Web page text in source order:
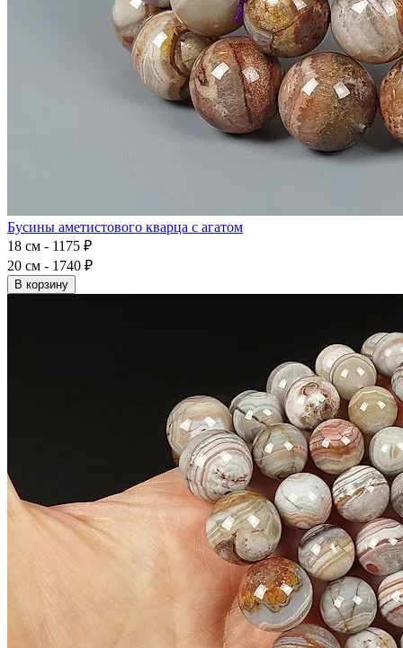
Бусины аметистового кварца с агатом
18 см - 1175 ₽
20 см - 1740 ₽
В корзину